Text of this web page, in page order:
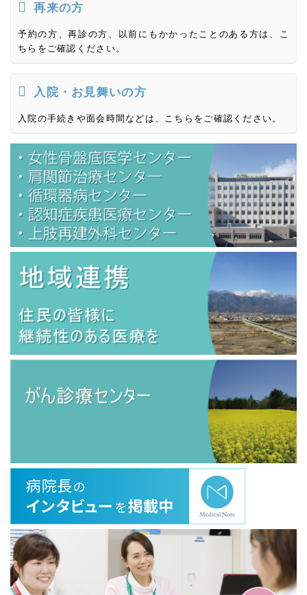
再来の方
予約の方、再診の方、以前にもかかったことのある方は、こ
ちらをご確認ください。
入院・お見舞いの方
入院の手続きや面会時間などは、こちらをご確認ください。